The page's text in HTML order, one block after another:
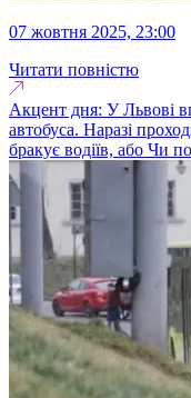
07 жовтня 2025, 23:00
Читати повністю
Акцент дня: У Львові
автобуса. Наразі
бракує водіїв, або Чи